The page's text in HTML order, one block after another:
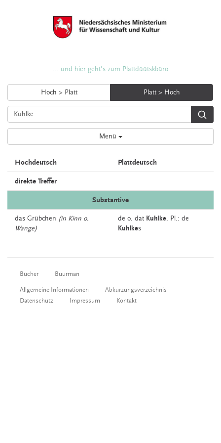
... und hier geht's zum Plattdüütskbüro
Hoch > Platt Platt > Hoch
Menü
Hochdeutsch Plattdeutsch
direkte Treffer
Substantive
das Grübchen (in Kinn o.
Wange)
de o. dat Kuhlke, Pl.: de
Kuhlkes
Bücher Buurman
Allgemeine Informationen
Abkürzungsverzeichnis
Datenschutz
Impressum Kontakt